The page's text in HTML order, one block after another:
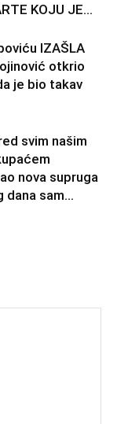
KOJU JE...
IZAŠLA
otkrio
je bio takav
svim našim
nova supruga
sam...